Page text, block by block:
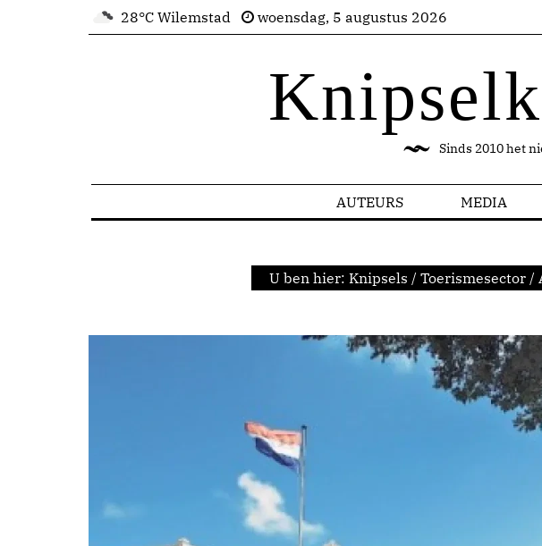
28°C Wilemstad woensdag, 5 augustus 2026
Sinds 2010 het
AUTEURS MEDIA
U ben hier: Knipsels / Toerismesector /